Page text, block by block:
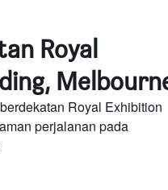
Royal
Royal Exhibition
perjalanan pada